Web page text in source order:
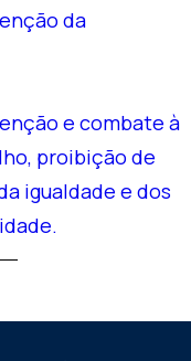
da
e combate à
proibição de
igualdade e dos